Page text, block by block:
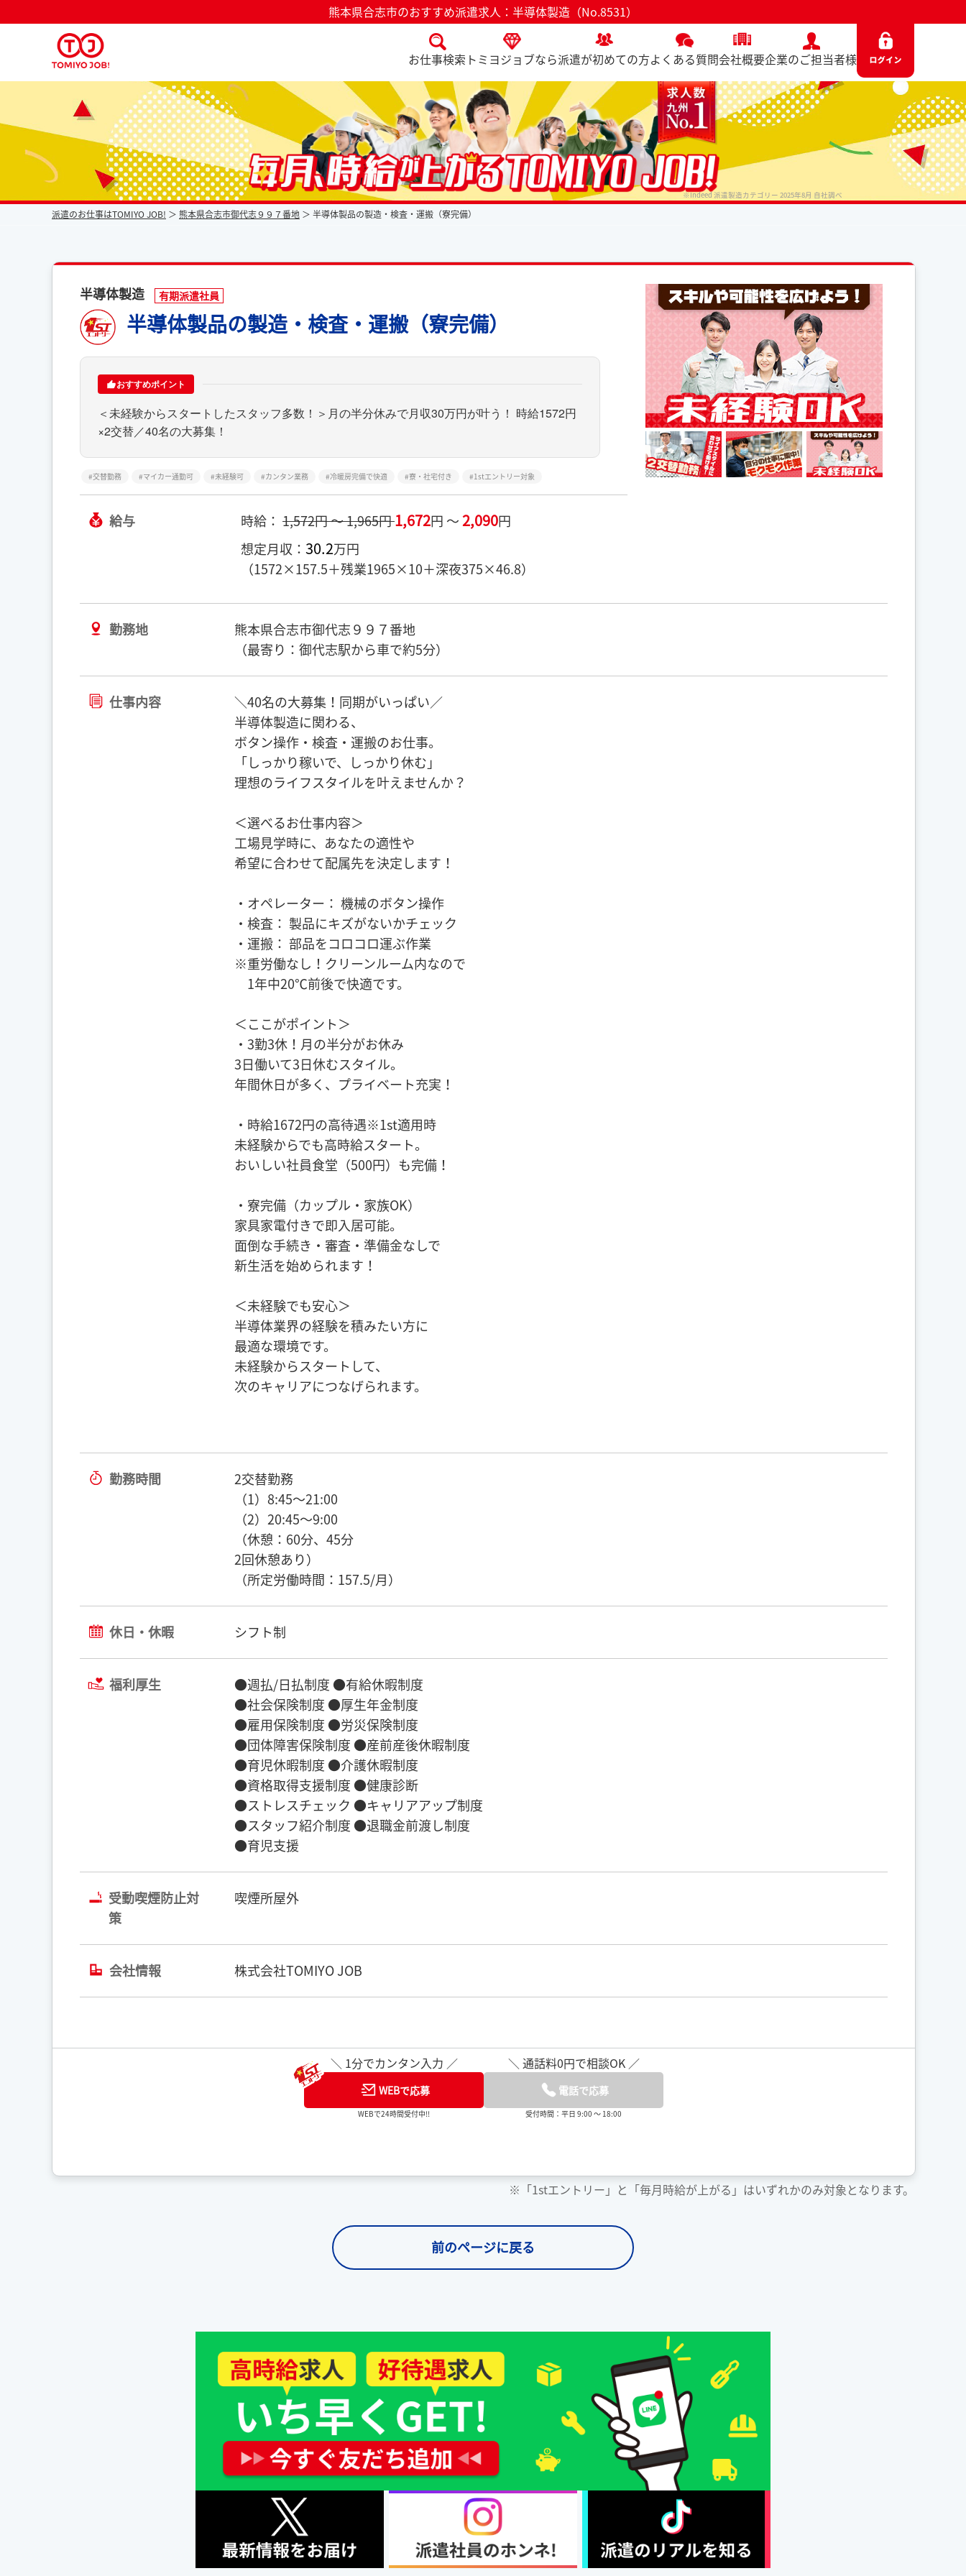
熊本県合志市のおすすめ派遣求人：半導体製造（No.8531）
お仕事検索 トミヨジョブなら派遣が初めての方よくある質問会社概要企業のご担当者様
派遣なら毎月時給が上がるトミヨジョブ ※Indeed 派遣製造カテゴリー 2025年8月 自社調べ
派遣のお仕事はTOMIYO JOB! 熊本県合志市御代志９９７番地 半導体製品の製造・検査・運搬（寮完備）
半導体製造 有期派遣社員 No. 8531 / 2025.12.18
半導体製品の製造・検査・運搬（寮完備）
おすすめポイント
＜未経験からスタートしたスタッフ多数！＞月の半分休みで月収30万円が叶う！ 時給1572円
×2交替／40名の大募集！
交替勤務 マイカー通勤可 未経験可 カンタン業務 冷暖房完備で快適 寮・社宅付き 1stエントリー対象
給与 時給： 1,572円 ～ 1,965円1,672円 ～2,090円
想定月収： 30.2万円
（1572×157.5＋残業1965×10＋深夜375×46.8）
勤務地
熊本県合志市御代志９９７番地
（最寄り：御代志駅から車で約5分）
仕事内容
＼40名の大募集！同期がいっぱい／
半導体製造に関わる、
ボタン操作・検査・運搬のお仕事。
「しっかり稼いで、しっかり休む」
理想のライフスタイルを叶えませんか？
＜選べるお仕事内容＞
工場見学時に、あなたの適性や
希望に合わせて配属先を決定します！
・オペレーター： 機械のボタン操作
・検査： 製品にキズがないかチェック
・運搬： 部品をコロコロ運ぶ作業
※重労働なし！クリーンルーム内なので
1年中20℃前後で快適です。
＜ここがポイント＞
・3勤3休！月の半分がお休み
3日働いて3日休むスタイル。
年間休日が多く、プライベート充実！
・時給1672円の高待遇※1st適用時
未経験からでも高時給スタート。
おいしい社員食堂（500円）も完備！
・寮完備（カップル・家族OK）
家具家電付きで即入居可能。
面倒な手続き・審査・準備金なしで
新生活を始められます！
＜未経験でも安心＞
半導体業界の経験を積みたい方に
最適な環境です。
未経験からスタートして、
次のキャリアにつなげられます。
勤務時間
2交替勤務
（1）8:45～21:00
（2）20:45～9:00
（休憩：60分、45分
2回休憩あり）
（所定労働時間：157.5/月）
休日・休暇 シフト制
福利厚生
●週払/日払制度 ●有給休暇制度
●社会保険制度 ●厚生年金制度
●雇用保険制度 ●労災保険制度
●団体障害保険制度 ●産前産後休暇制度
●育児休暇制度 ●介護休暇制度
●資格取得支援制度 ●健康診断
●ストレスチェック ●キャリアアップ制度
●スタッフ紹介制度 ●退職金前渡し制度
●育児支援
受動喫煙防止対
策
喫煙所屋外
会社情報 株式会社TOMIYO JOB
＼ 1分でカンタン入力 ／
WEBで応募
WEBで24時間受付中!!
＼ 通話料0円で相談OK ／
電話で応募
受付時間：平日 9:00 ～ 18:00
※「1stエントリー」と「毎月時給が上がる」はいずれかのみ対象となります。
前のページに戻る